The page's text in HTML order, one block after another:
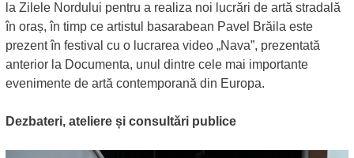
la Zilele Nordului pentru a realiza noi lucrări de artă stradală
în oraș, în timp ce artistul basarabean Pavel Brăila este
prezent în festival cu o lucrarea video „Nava”, prezentată
anterior la Documenta, unul dintre cele mai importante
evenimente de artă contemporană din Europa.
Dezbateri, ateliere și consultări publice